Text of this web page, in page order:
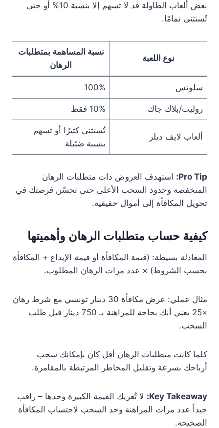
بعض ألعاب الطاولة قد لا تسهم إلا بنسبة 10% أو حتى
تُستثنى تمامًا.
نوع اللعبة
نسبة المساهمة بمتطلبات
الرهان
سلوتس 100%
روليت/بلاك جاك 10% فقط
ألعاب لايف ديلر
تُستثنى كثيرًا أو تسهم
بنسبة ضئيلة
Pro Tip:
استهدف العروض ذات متطلبات الرهان
المنخفضة وحدود السحب الأعلى حتى تحسّن فرصتك في
تحويل المكافأة إلى أموال حقيقية.
كيفية حساب متطلبات الرهان وأهميتها
المعادلة بسيطة: (قيمة المكافأة أو قيمة الإيداع + المكافأة
بحسب الشروط) × عدد مرات الرهان المطلوب.
مثال عملي: عرض مكافأة 30 دينار تونسي مع شرط رهان
×25 يعني أنك بحاجة للمراهنة بـ 750 دينار قبل طلب
السحب.
كلما كانت متطلبات الرهان أقل كان بإمكانك سحب
أرباحك بسرعة وتقليل المخاطر المرتبطة بالمقامرة.
Key Takeaway:
لا تُغريك القيمة الكبيرة وحدها – راقب
جيداً عدد مرات المراهنة وحد السحب لاحتساب المكافأة
الصحيحة.